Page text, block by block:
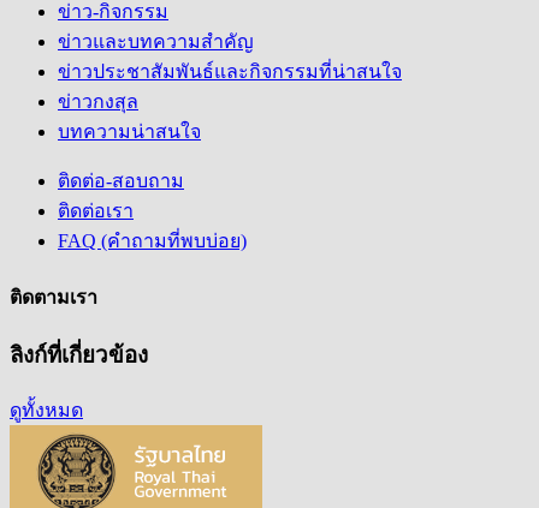
ข่าว-กิจกรรม
ข่าวและบทความสำคัญ
ข่าวประชาสัมพันธ์และกิจกรรมที่น่าสนใจ
ข่าวกงสุล
บทความน่าสนใจ
ติดต่อ-สอบถาม
ติดต่อเรา
FAQ (คำถามที่พบบ่อย)
ติดตามเรา
ลิงก์ที่เกี่ยวข้อง
ดูทั้งหมด